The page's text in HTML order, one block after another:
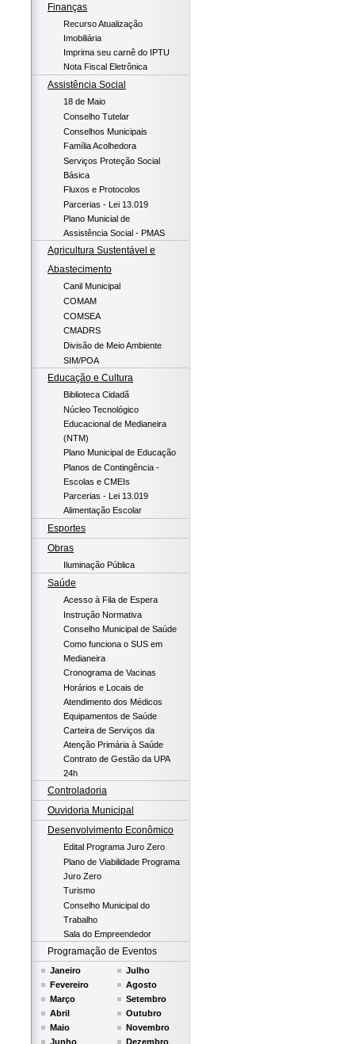
Finanças
Recurso Atualização
Imobiliária
Imprima seu carnê do IPTU
Nota Fiscal Eletrônica
Assistência Social
18 de Maio
Conselho Tutelar
Conselhos Municipais
Família Acolhedora
Serviços Proteção Social
Básica
Fluxos e Protocolos
Parcerias - Lei 13.019
Plano Municial de
Assistência Social - PMAS
Agricultura Sustentável e
Abastecimento
Canil Municipal
COMAM
COMSEA
CMADRS
Divisão de Meio Ambiente
SIM/POA
Educação e Cultura
Biblioteca Cidadã
Núcleo Tecnológico
Educacional de Medianeira
(NTM)
Plano Municipal de Educação
Planos de Contingência -
Escolas e CMEIs
Parcerias - Lei 13.019
Alimentação Escolar
Esportes
Obras
Iluminação Pública
Saúde
Acesso à Fila de Espera
Instrução Normativa
Conselho Municipal de Saúde
Como funciona o SUS em
Medianeira
Cronograma de Vacinas
Horários e Locais de
Atendimento dos Médicos
Equipamentos de Saúde
Carteira de Serviços da
Atenção Primária à Saúde
Contrato de Gestão da UPA
24h
Controladoria
Ouvidoria Municipal
Desenvolvimento Econômico
Edital Programa Juro Zero
Plano de Viabilidade Programa
Juro Zero
Turismo
Conselho Municipal do
Trabalho
Sala do Empreendedor
Programação de Eventos
Janeiro
Fevereiro
Março
Abril
Maio
Junho
Julho
Agosto
Setembro
Outubro
Novembro
Dezembro